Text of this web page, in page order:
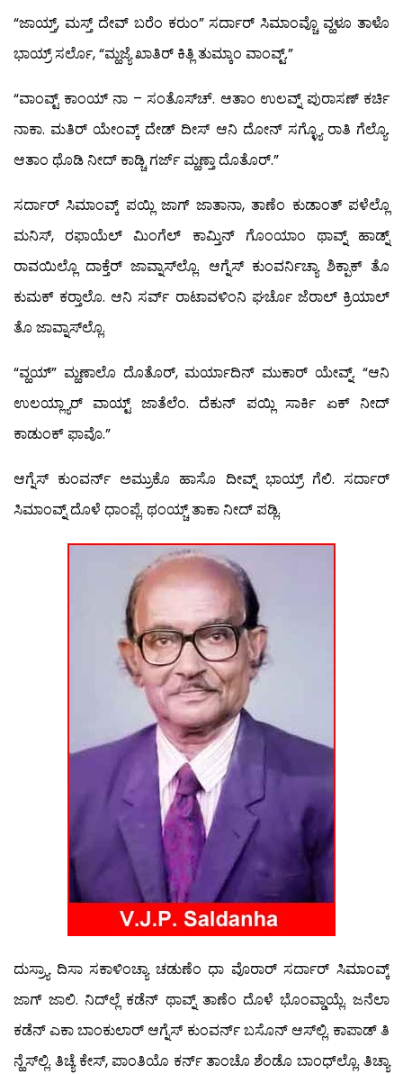
“ಜಾಯ್ತ್, ಮಸ್ತ್ ದೇವ್ ಬರೆಂ ಕರುಂ” ಸರ್ದಾರ್ ಸಿಮಾಂವ್ಚೊ ವ್ಹಳೂ ತಾಳೊ
ಭಾಯ್ರ್ ಸರ್ಲೊ, “ಮ್ಹಜ್ಯೆ ಖಾತಿರ್ ಕಿತ್ಲಿ ತುಮ್ಕಾಂ ವಾಂವ್ಟ್.”
“ವಾಂವ್ಟ್ ಕಾಂಯ್ ನಾ – ಸಂತೊಸ್‍ಚ್. ಆತಾಂ ಉಲವ್ನ್ ಪುರಾಸಣ್ ಕರ್ಚಿ
ನಾಕಾ. ಮತಿರ್ ಯೇಂವ್ಕ್ ದೇಡ್ ದೀಸ್ ಆನಿ ದೋನ್ ಸಗ್ಳ್ಯೊ ರಾತಿ ಗೆಲ್ಯೊ.
ಆತಾಂ ಥೊಡಿ ನೀದ್ ಕಾಡ್ಚಿ ಗರ್ಜ್ ಮ್ಹಣ್ತಾ ದೊತೊರ್.”
ಸರ್ದಾರ್ ಸಿಮಾಂವ್ಕ್ ಪಯ್ಲಿ ಜಾಗ್ ಜಾತಾನಾ, ತಾಣೆಂ ಕುಡಾಂತ್ ಪಳೆಲ್ಲೊ
ಮನಿಸ್, ರಫಾಯೆಲ್ ಮಿಂಗೆಲ್ ಕಾಮ್ತಿನ್ ಗೊಂಯಾಂ ಥಾವ್ನ್ ಹಾಡ್ನ್
ರಾವಯಿಲ್ಲೊ ದಾಕ್ತೆರ್ ಜಾವ್ನಾಸ್‍ಲ್ಲೊ. ಆಗ್ನೆಸ್ ಕುಂವರ್ನಿಚ್ಯಾ ಶಿಕ್ಪಾಕ್ ತೊ
ಕುಮಕ್ ಕರ್‍ತಾಲೊ. ಆನಿ ಸರ್ವ್ ರಾಟಾವಳಿಂನಿ ಘರ್ಚೊ ಜೆರಾಲ್ ಕ್ರಿಯಾಲ್
ತೊ ಜಾವ್ನಾಸ್‍ಲ್ಲೊ.
“ವ್ಹಯ್” ಮ್ಹಣಾಲೊ ದೊತೊರ್, ಮರ್ಯಾದಿನ್ ಮುಕಾರ್ ಯೇವ್ನ್. “ಆನಿ
ಉಲಯ್ಲ್ಯಾರ್ ವಾಯ್ಟ್ ಜಾತೆಲೆಂ. ದೆಕುನ್ ಪಯ್ಲಿ ಸಾರ್ಕಿ ಏಕ್ ನೀದ್
ಕಾಡುಂಕ್ ಫಾವೊ.”
ಆಗ್ನೆಸ್ ಕುಂವರ್ನ್ ಅಮ್ರುಕೊ ಹಾಸೊ ದೀವ್ನ್ ಭಾಯ್ರ್ ಗೆಲಿ. ಸರ್ದಾರ್
ಸಿಮಾಂವ್ನ್ ದೊಳೆ ಧಾಂಪ್ಲೆ. ಥಂಯ್ಚ್ ತಾಕಾ ನೀದ್ ಪಡ್ಲಿ.
ದುಸ್ರ್ಯಾ ದಿಸಾ ಸಕಾಳಿಂಚ್ಯಾ ಚಡುಣೆಂ ಧಾ ವೊರಾರ್ ಸರ್ದಾರ್ ಸಿಮಾಂವ್ಕ್
ಜಾಗ್ ಜಾಲಿ. ನಿದ್‍ಲ್ಲೆ ಕಡೆನ್ ಥಾವ್ನ್ ತಾಣೆಂ ದೊಳೆ ಭೊಂವ್ಡಾಯ್ಲೆ. ಜನೆಲಾ
ಕಡೆನ್ ಎಕಾ ಬಾಂಕುಲಾರ್ ಆಗ್ನೆಸ್ ಕುಂವರ್ನ್ ಬಸೊನ್ ಆಸ್‍ಲ್ಲಿ. ಕಾಪಾಡ್ ತಿ
ನ್ಹೆಸ್‍ಲ್ಲಿ. ತಿಚ್ಯೆ ಕೇಸ್, ಪಾಂತಿಯೊ ಕರ್ನ್ ತಾಂಚೊ ಶೆಂಡೊ ಬಾಂಧ್‍ಲ್ಲೊ. ತಿಚ್ಯಾ